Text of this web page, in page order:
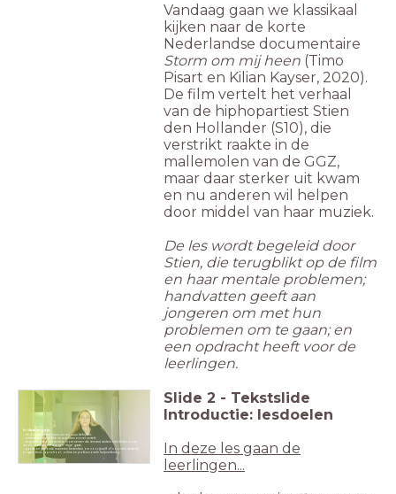
Vandaag gaan we klassikaal
kijken naar de korte
Nederlandse documentaire
Storm om mij heen (Timo
Pisart en Kilian Kayser, 2020).
De film vertelt het verhaal
van de hiphopartiest Stien
den Hollander (S10), die
verstrikt raakte in de
mallemolen van de GGZ,
maar daar sterker uit kwam
en nu anderen wil helpen
door middel van haar muziek.
De les wordt begeleid door
Stien, die terugblikt op de film
en haar mentale problemen;
handvatten geeft aan
jongeren om met hun
problemen om te gaan; en
een opdracht heeft voor de
leerlingen.
...de documentaire Storm om mij heenbekijken;
...reflecteren op de film en wat Stien erover vertelt;
...begrijpen dat je het serieus moet nemen als iemand anders niet lekker in zijn
vel zit, ook als het om een ‘dipje’ gaat;
...goede en gezonde manieren bedenken om voor jezelf of voor een ander te
zorgen: thuis, op school, online en professionele hulpverlening.
In deze les ga je...
Slide 2 - Tekstslide
Introductie: lesdoelen
In deze les gaan de
leerlingen...